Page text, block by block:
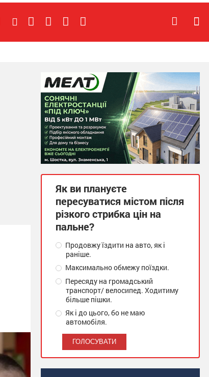
Як ви плануєте
пересуватися містом після
різкого стрибка цін на
пальне?
Продовжу їздити на авто, як і
раніше.
Максимально обмежу поїздки.
Пересяду на громадський
транспорт/ велосипед. Ходитиму
більше пішки.
Як і до цього, бо не маю
автомобіля.